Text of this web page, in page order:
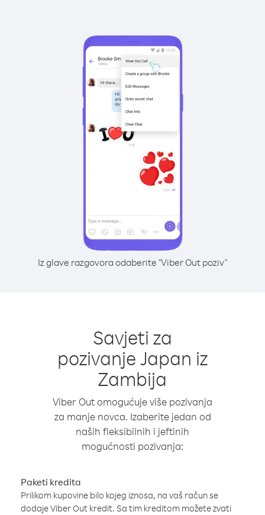
Iz glave razgovora odaberite "Viber Out poziv"
Savjeti za
pozivanje Japan iz
Zambija
Viber Out omogućuje više pozivanja
za manje novca. Izaberite jedan od
naših fleksibilnih i jeftinih
mogućnosti pozivanja:
Paketi kredita
Prilikom kupovine bilo kojeg iznosa, na vaš račun se
dodaje Viber Out kredit. Sa tim kreditom možete zvati